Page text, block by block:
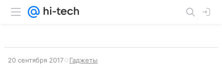
20 сентября 2017 Гаджеты